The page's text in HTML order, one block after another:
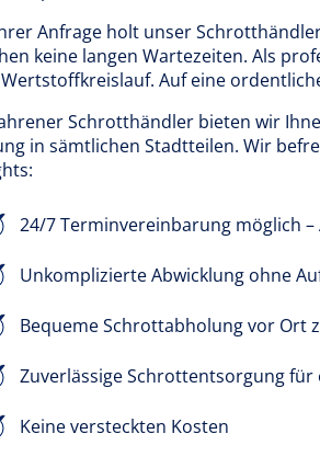
Anfrage holt unser
keine langen Wartezeiten. Als
Auf eine
Schrotthändler bieten wir
in sämtlichen Stadtteilen. Wir
24/7 Terminvereinbarung möglich
Unkomplizierte Abwicklung ohne
Bequeme Schrottabholung vor Ort
Zuverlässige Schrottentsorgung
Keine versteckten Kosten